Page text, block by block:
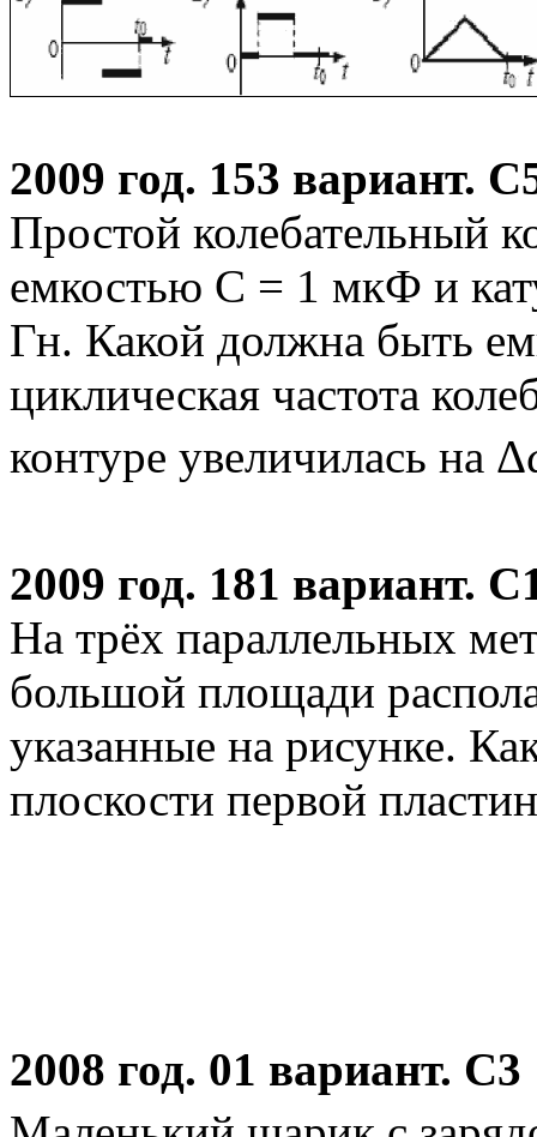
2009 год. 153 вариант.
Простой колебательный
емкостью С = 1 мкФ и
Гн. Какой должна быть
циклическая частота
контуре увеличилась на
2009 год. 181 вариант.
На трёх параллельных
большой площади
указанные на рисунке.
плоскости первой
2008 год. 01 вариант. С3